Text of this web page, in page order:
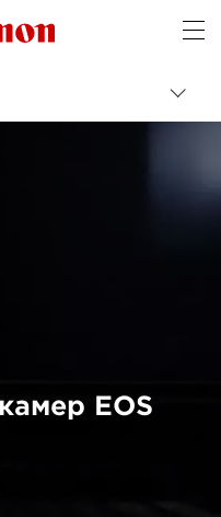
Canon Logo, back
EOS